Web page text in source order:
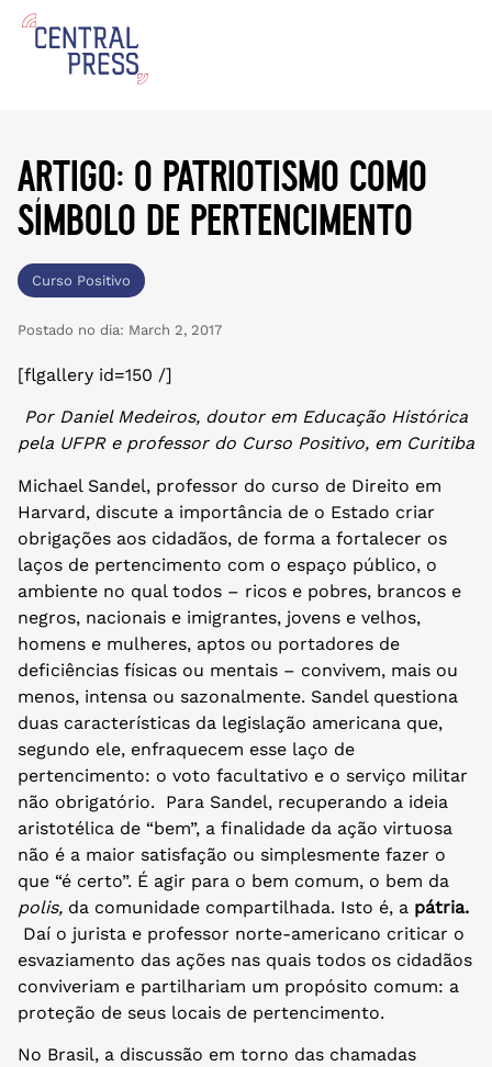
artigo: o patriotismo como
símbolo de pertencimento
Curso Positivo
Postado no dia: March 2, 2017
[flgallery id=150 /]
Por Daniel Medeiros, doutor em Educação Histórica
pela UFPR e professor do Curso Positivo, em Curitiba
Michael Sandel, professor do curso de Direito em
Harvard, discute a importância de o Estado criar
obrigações aos cidadãos, de forma a fortalecer os
laços de pertencimento com o espaço público, o
ambiente no qual todos – ricos e pobres, brancos e
negros, nacionais e imigrantes, jovens e velhos,
homens e mulheres, aptos ou portadores de
deficiências físicas ou mentais – convivem, mais ou
menos, intensa ou sazonalmente. Sandel questiona
duas características da legislação americana que,
segundo ele, enfraquecem esse laço de
pertencimento: o voto facultativo e o serviço militar
não obrigatório. Para Sandel, recuperando a ideia
aristotélica de “bem”, a finalidade da ação virtuosa
não é a maior satisfação ou simplesmente fazer o
que “é certo”. É agir para o bem comum, o bem da
polis, da comunidade compartilhada. Isto é, a pátria.
Daí o jurista e professor norte-americano criticar o
esvaziamento das ações nas quais todos os cidadãos
conviveriam e partilhariam um propósito comum: a
proteção de seus locais de pertencimento.
No Brasil, a discussão em torno das chamadas